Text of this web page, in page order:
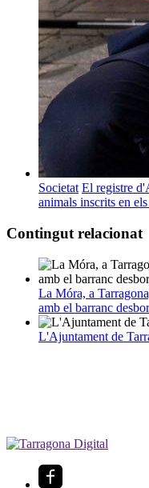
Societat El registre
animals inscrits en
Contingut relacionat
La Móra, a
amb el barranc
L'Ajuntament de